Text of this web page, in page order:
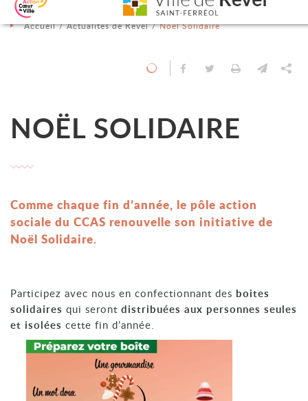
Aller au contenu
Aller au menu
Aller à la recherche
Changer le contraste
Accueil Actualités de Revel Noël Solidaire
Partager sur Facebook
Partager sur
Imprimer
NOËL SOLIDAIRE
Comme chaque fin d’année, le pôle action
sociale du CCAS renouvelle son initiative de
Noël Solidaire.
Participez avec nous en confectionnant des boites
solidaires qui seront distribuées aux personnes seules
et isolées cette fin d’année.